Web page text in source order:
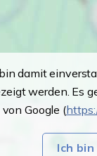
damit
werden. Es
von Google (
Ich